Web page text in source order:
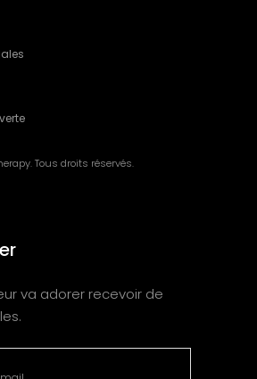
Tous droits réservés.
va adorer recevoir de